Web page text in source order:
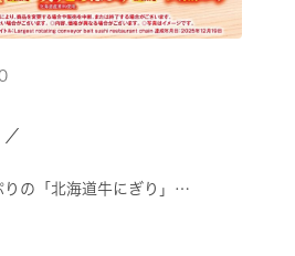
の「北海道牛にぎり」
て」